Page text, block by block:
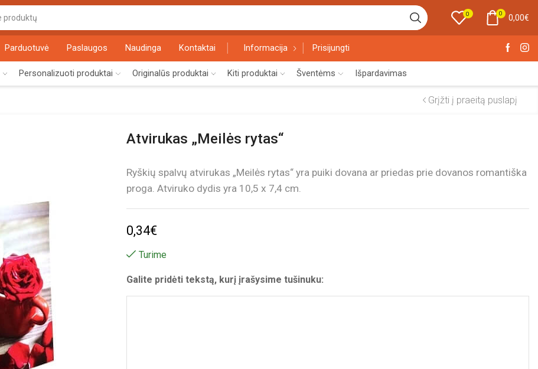
input
0 0 0,00€
Parduotuvė Paslaugos Naudinga Kontaktai Informacija Prisijungti
Personalizuoti produktai Originalūs produktai Kiti produktai Šventėms Išpardavimas
Grįžti į praeitą puslapį
Atvirukas „Meilės rytas“
Ryškių spalvų atvirukas „Meilės rytas“ yra puiki dovana ar priedas prie dovanos romantiška
proga. Atviruko dydis yra 10,5 x 7,4 cm.
0,34€
Turime
Galite pridėti tekstą, kurį įrašysime tušinuku: